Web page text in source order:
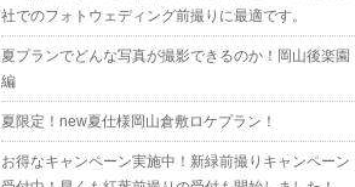
社でのフォトウェディング前撮りに最適です。
夏プランでどんな写真が撮影できるのか！岡山後楽園
編
夏限定！new夏仕様岡山倉敷ロケプラン！
お得なキャンペーン実施中！新緑前撮りキャンペーン